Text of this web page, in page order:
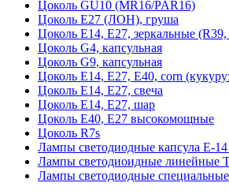
Цоколь GU10 (MR16/PAR16)
Цоколь Е27 (ЛОН), груша
Цоколь Е14, Е27, зеркальные
Цоколь G4, капсульная
Цоколь G9, капсульная
Цоколь Е14, Е27, Е40, corn
Цоколь Е14, Е27, свеча
Цоколь Е14, Е27, шар
Цоколь Е40, Е27 высокомощные
Цоколь R7s
Лампы светодиодные капсула Е-
Лампы светодиоидные линейные
Лампы светодиодные специальные